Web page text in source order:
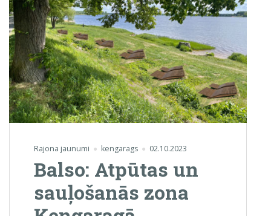
Rajona jaunumi kengarags 02.10.2023
Balso: Atpūtas un
sauļošanās zona